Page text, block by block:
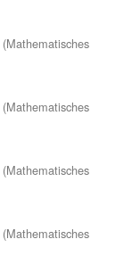
(Mathematisches
(Mathematisches
(Mathematisches
(Mathematisches